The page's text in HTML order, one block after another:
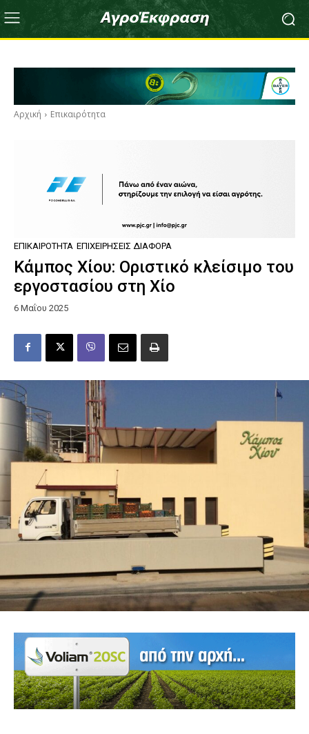
Αρχική Επικαιρότητα
ΕΠΙΚΑΙΡΌΤΗΤΑ ΕΠΙΧΕΙΡΉΣΕΙΣ ΔΙΆΦΟΡΑ
Κάμπος Χίου: Οριστικό κλείσιμο του
εργοστασίου στη Χίο
6 Μαΐου 2025